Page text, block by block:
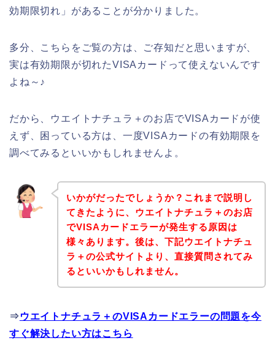
効期限切れ」があることが分かりました。
多分、こちらをご覧の方は、ご存知だと思いますが、
実は有効期限が切れたVISAカードって使えないんです
よね～♪
だから、ウエイトナチュラ＋のお店でVISAカードが使
えず、困っている方は、一度VISAカードの有効期限を
調べてみるといいかもしれませんよ。
いかがだったでしょうか？これまで説明し
てきたように、ウエイトナチュラ＋のお店
でVISAカードエラーが発生する原因は
様々あります。後は、下記ウエイトナチュ
ラ＋の公式サイトより、直接質問されてみ
るといいかもしれません。
⇒ ウエイトナチュラ＋のVISAカードエラーの問題を今
すぐ解決したい方はこちら